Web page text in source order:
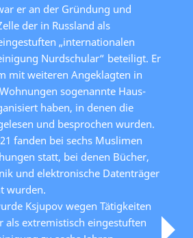
er an der Gründung und
der in Russland als
„internationalen
Nurdschular“ beteiligt. Er
mit weiteren Angeklagten in
sogenannte Haus-
haben, in denen die
und besprochen wurden.
fanden bei sechs Muslimen
statt, bei denen Bücher,
und elektronische Datenträger
wurden.
Ksjupov wegen Tätigkeiten
als extremistisch eingestuften